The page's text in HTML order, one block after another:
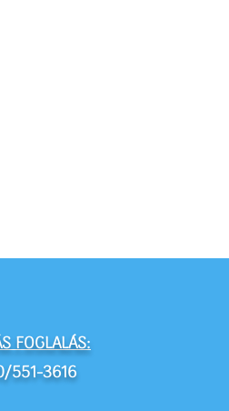
FOGLALÁS:
551-3616